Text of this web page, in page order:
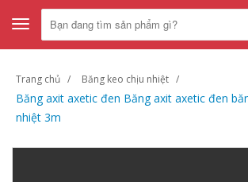
Toggle
navigation
Trang chủ Băng keo chịu nhiệt
Băng axit axetic đen Băng axit axetic đen
nhiệt 3m